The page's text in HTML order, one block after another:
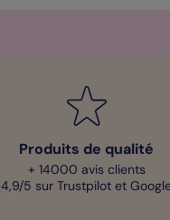
Produits de qualité
+ 14000 avis clients
4,9/5 sur Trustpilot et